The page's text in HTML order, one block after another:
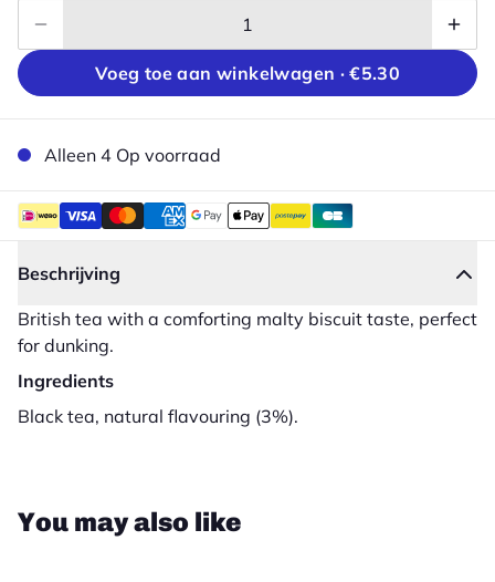
Voeg toe aan winkelwagen · €5.30
Alleen 4 Op voorraad
Beschrijving
British tea with a comforting malty biscuit taste, perfect
for dunking.
Ingredients
Black tea, natural flavouring (3%).
Sluiten
You may also like